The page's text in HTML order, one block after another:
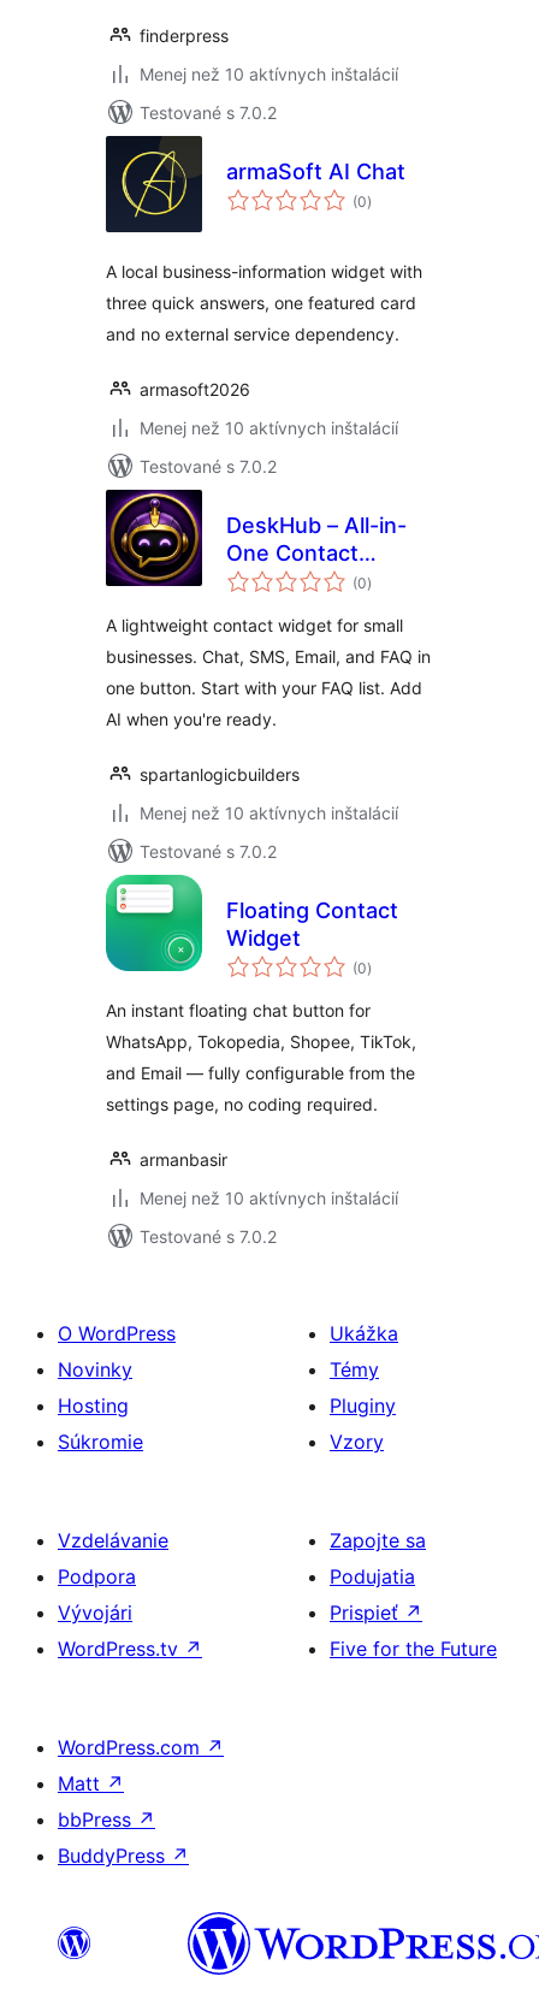
finderpress
Menej než 10 aktívnych inštalácií
Testované s 7.0.2
armaSoft AI Chat
(0celkové
hodnotenie
)
A local business-information widget with
three quick answers, one featured card
and no external service dependency.
armasoft2026
Menej než 10 aktívnych inštalácií
Testované s 7.0.2
DeskHub – All-in-
One Contact
Widget (AI Chatbot,
(0celkové
hodnotenie
)
A lightweight contact widget for small
businesses. Chat, SMS, Email, and FAQ in
one button. Start with your FAQ list. Add
AI when you're ready.
spartanlogicbuilders
Menej než 10 aktívnych inštalácií
Testované s 7.0.2
Floating Contact
Widget
(0celkové
hodnotenie
)
An instant floating chat button for
WhatsApp, Tokopedia, Shopee, TikTok,
and Email — fully configurable from the
settings page, no coding required.
armanbasir
Menej než 10 aktívnych inštalácií
Testované s 7.0.2
O WordPress
Novinky
Hosting
Súkromie
Ukážka
Témy
Pluginy
Vzory
Vzdelávanie
Podpora
Vývojári
WordPress.tv ↗
Zapojte sa
Podujatia
Prispieť ↗
Five for the Future
WordPress.com ↗
Matt ↗
bbPress ↗
BuddyPress ↗